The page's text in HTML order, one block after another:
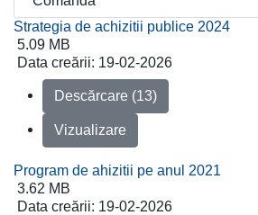
Strategia de achizitii publice 2024
5.09 MB
Data creării: 19-02-2026
Descărcare (13)
Vizualizare
Program de ahizitii pe anul 2021
3.62 MB
Data creării: 19-02-2026